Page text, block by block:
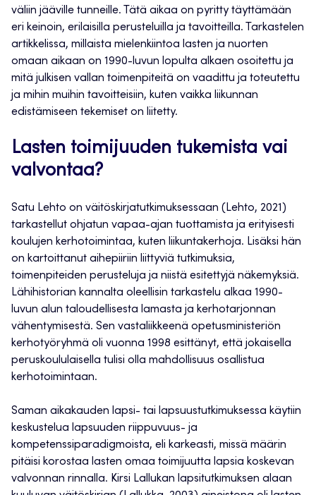
väliin jääville tunneille. Tätä aikaa on pyritty täyttämään
eri keinoin, erilaisilla perusteluilla ja tavoitteilla. Tarkastelen
artikkelissa, millaista mielenkiintoa lasten ja nuorten
omaan aikaan on 1990-luvun lopulta alkaen osoitettu ja
mitä julkisen vallan toimenpiteitä on vaadittu ja toteutettu
ja mihin muihin tavoitteisiin, kuten vaikka liikunnan
edistämiseen tekemiset on liitetty.
Lasten toimijuuden tukemista vai
valvontaa?
Satu Lehto on väitöskirjatutkimuksessaan (Lehto, 2021)
tarkastellut ohjatun vapaa-ajan tuottamista ja erityisesti
koulujen kerhotoimintaa, kuten liikuntakerhoja. Lisäksi hän
on kartoittanut aihepiiriin liittyviä tutkimuksia,
toimenpiteiden perusteluja ja niistä esitettyjä näkemyksiä.
Lähihistorian kannalta oleellisin tarkastelu alkaa 1990-
luvun alun taloudellisesta lamasta ja kerhotarjonnan
vähentymisestä. Sen vastaliikkeenä opetusministeriön
kerhotyöryhmä oli vuonna 1998 esittänyt, että jokaisella
peruskoululaisella tulisi olla mahdollisuus osallistua
kerhotoimintaan.
Saman aikakauden lapsi- tai lapsuustutkimuksessa käytiin
keskustelua lapsuuden riippuvuus- ja
kompetenssiparadigmoista, eli karkeasti, missä määrin
pitäisi korostaa lasten omaa toimijuutta lapsia koskevan
valvonnan rinnalla. Kirsi Lallukan lapsitutkimuksen alaan